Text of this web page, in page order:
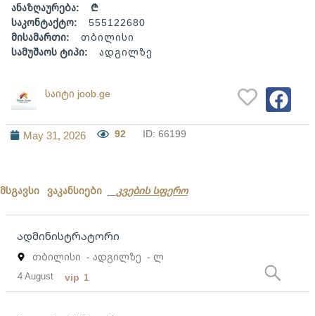
ანაზღაურება:
₾
საკონტაქტო:
555122680
მისამართი:
თბილისი
სამუშაოს ტიპი:
ადგილზე
საიტი joob.ge
May 31, 2026 92 ID: 66199
მსგავსი ვაკანსიები კვების სფერო
ადმინისტრატორი
თბილისი - ადგილზე - ლ
4 August vip 1